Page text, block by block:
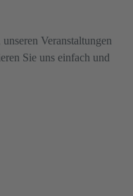
Veranstaltungen
Sie uns einfach und